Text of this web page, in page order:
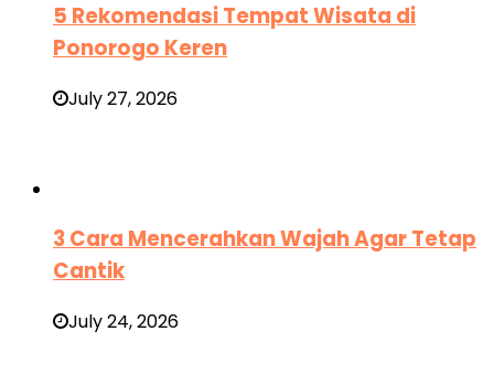
5 Rekomendasi Tempat Wisata di
Ponorogo Keren
July 27, 2026
3 Cara Mencerahkan Wajah Agar Tetap
Cantik
July 24, 2026